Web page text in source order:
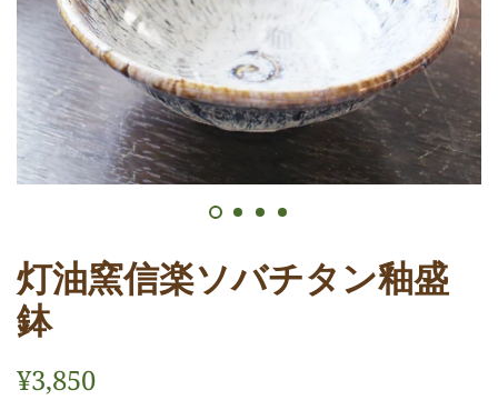
灯油窯信楽ソバチタン釉盛
鉢
通
¥3,850